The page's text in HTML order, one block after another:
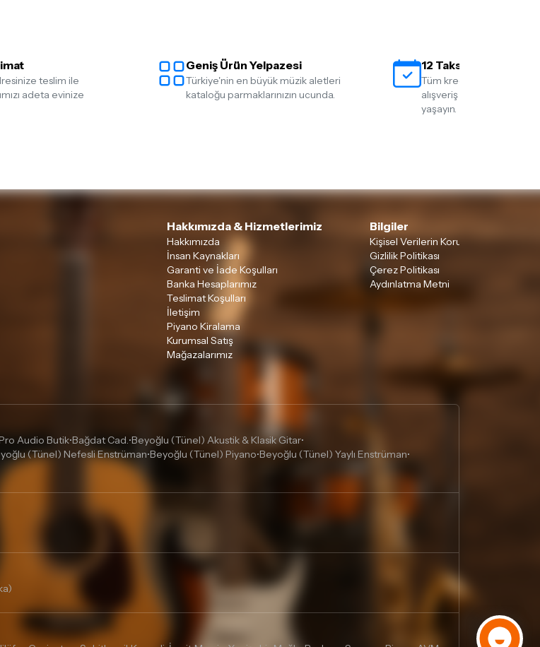
teslim ile
adeta evinize
Geniş Ürün Yelpazesi
Türkiye'nin en büyük müzik aletleri
kataloğu parmaklarınızın ucunda.
12 Taksit İmkanı
Tüm kredi kartlarına 12
alışveriş yapmanın
yaşayın.
Hakkımızda & Hizmetlerimiz
Hakkımızda
İnsan Kaynakları
Garanti ve İade Koşulları
Banka Hesaplarımız
Teslimat Koşulları
İletişim
Piyano Kiralama
Kurumsal Satış
Mağazalarımız
Bilgiler
Kişisel Verilerin Korunması
Gizlilik Politikası
Çerez Politikası
Aydınlatma Metni
Audio Butik•Bağdat Cad.•Beyoğlu (Tünel) Akustik & Klasik Gitar•
(Tünel) Nefesli Enstrüman•Beyoğlu (Tünel) Piyano•Beyoğlu (Tünel) Yaylı Enstrüman•